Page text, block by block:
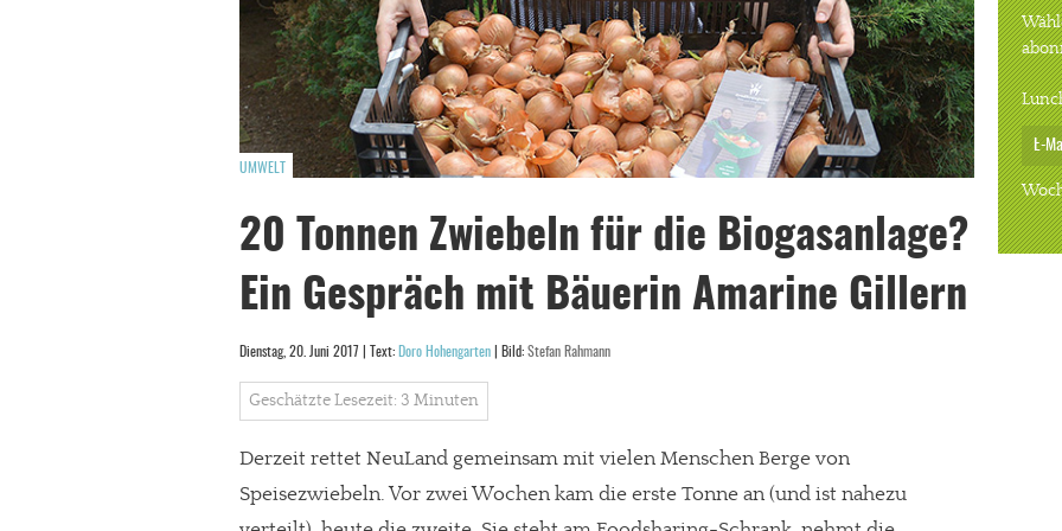
UMWELT
20 Tonnen Zwiebeln für die Biogasanlage?
Ein Gespräch mit Bäuerin Amarine Gillern
Dienstag, 20. Juni 2017 | Text: Doro Hohengarten | Bild: Stefan Rahmann
Geschätzte Lesezeit: 3 Minuten
Derzeit rettet NeuLand gemeinsam mit vielen Menschen Berge von
Speisezwiebeln. Vor zwei Wochen kam die erste Tonne an (und ist nahezu